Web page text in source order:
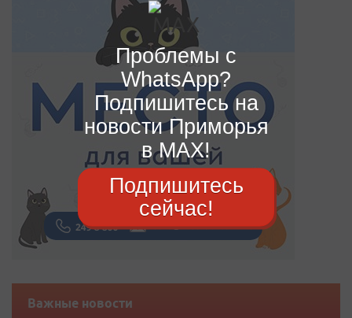
Важные новости
Проблемы с
WhatsApp?
Подпишитесь на
новости Приморья
в MAX!
Подпишитесь
сейчас!